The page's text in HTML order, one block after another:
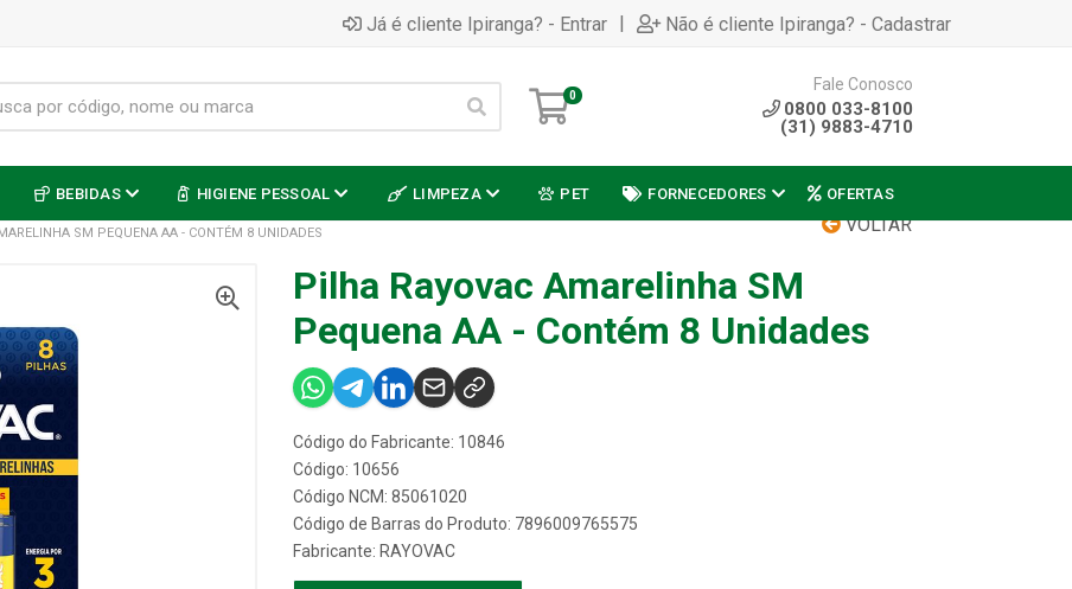
Já é cliente Ipiranga? - Entrar | Não é cliente Ipiranga? - Cadastrar
0
Fale Conosco
0800 033-8100
(31) 9883-4710
BEBIDAS HIGIENE PESSOAL LIMPEZA PET FORNECEDORES OFERTAS
VOLTAR
SM PEQUENA AA - CONTÉM 8 UNIDADES
Pilha Rayovac Amarelinha SM
Pequena AA - Contém 8 Unidades
Código do Fabricante: 10846
Código: 10656
Código NCM: 85061020
Código de Barras do Produto: 7896009765575
Fabricante: RAYOVAC